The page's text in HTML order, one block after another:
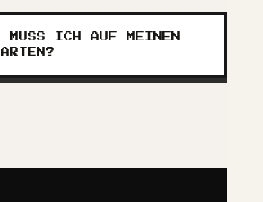
MUSS ICH AUF MEINEN